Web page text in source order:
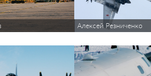
Алексей Резниченко